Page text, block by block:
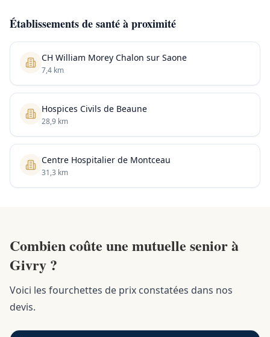
Établissements de santé à proximité
CH William Morey Chalon sur Saone
7,4 km
Hospices Civils de Beaune
28,9 km
Centre Hospitalier de Montceau
31,3 km
Combien coûte une mutuelle senior à
Givry ?
Voici les fourchettes de prix constatées dans nos
devis.